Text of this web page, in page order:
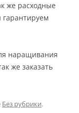
же расходные
наращивания
же заказать
Без рубрики.